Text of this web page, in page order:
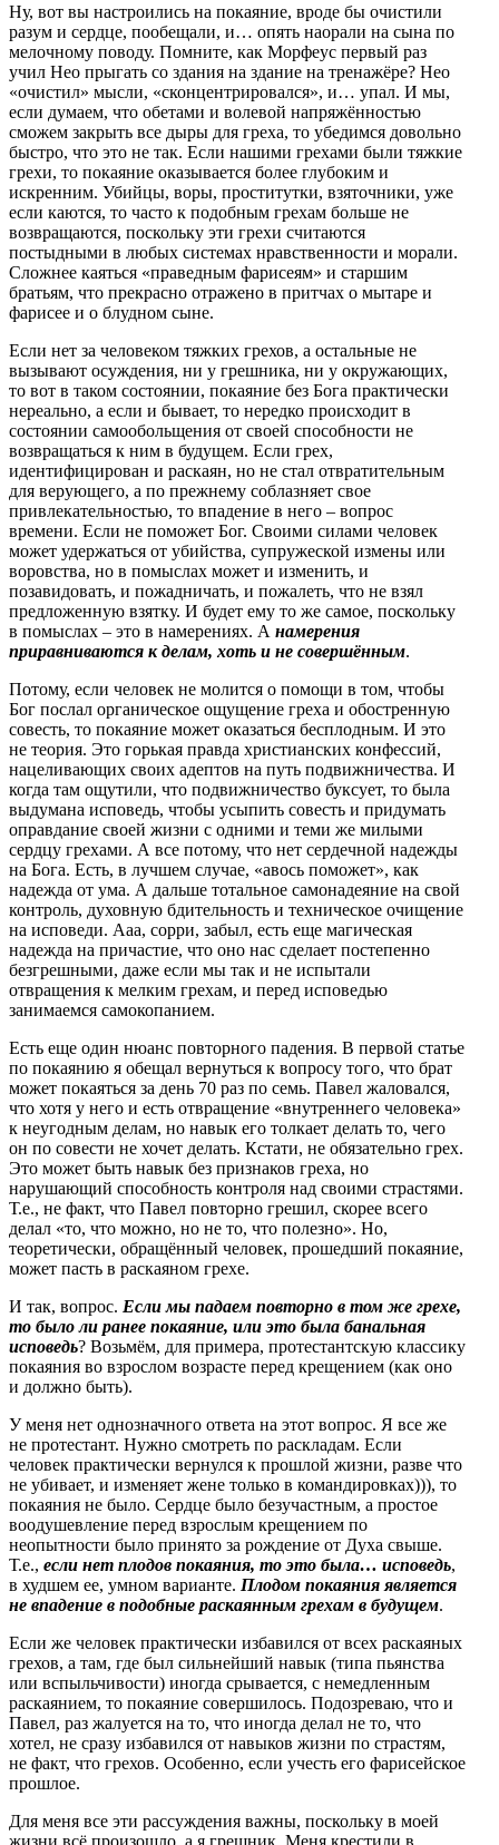
Ну, вот вы настроились на покаяние, вроде бы очистили
разум и сердце, пообещали, и… опять наорали на сына по
мелочному поводу. Помните, как Морфеус первый раз
учил Нео прыгать со здания на здание на тренажёре? Нео
«очистил» мысли, «сконцентрировался», и… упал. И мы,
если думаем, что обетами и волевой напряжённостью
сможем закрыть все дыры для греха, то убедимся довольно
быстро, что это не так. Если нашими грехами были тяжкие
грехи, то покаяние оказывается более глубоким и
искренним. Убийцы, воры, проститутки, взяточники, уже
если каются, то часто к подобным грехам больше не
возвращаются, поскольку эти грехи считаются
постыдными в любых системах нравственности и морали.
Сложнее каяться «праведным фарисеям» и старшим
братьям, что прекрасно отражено в притчах о мытаре и
фарисее и о блудном сыне.
Если нет за человеком тяжких грехов, а остальные не
вызывают осуждения, ни у грешника, ни у окружающих,
то вот в таком состоянии, покаяние без Бога практически
нереально, а если и бывает, то нередко происходит в
состоянии самообольщения от своей способности не
возвращаться к ним в будущем. Если грех,
идентифицирован и раскаян, но не стал отвратительным
для верующего, а по прежнему соблазняет свое
привлекательностью, то впадение в него – вопрос
времени. Если не поможет Бог. Своими силами человек
может удержаться от убийства, супружеской измены или
воровства, но в помыслах может и изменить, и
позавидовать, и пожадничать, и пожалеть, что не взял
предложенную взятку. И будет ему то же самое, поскольку
в помыслах – это в намерениях. А намерения
приравниваются к делам, хоть и не совершённым.
Потому, если человек не молится о помощи в том, чтобы
Бог послал органическое ощущение греха и обостренную
совесть, то покаяние может оказаться бесплодным. И это
не теория. Это горькая правда христианских конфессий,
нацеливающих своих адептов на путь подвижничества. И
когда там ощутили, что подвижничество буксует, то была
выдумана исповедь, чтобы усыпить совесть и придумать
оправдание своей жизни с одними и теми же милыми
сердцу грехами. А все потому, что нет сердечной надежды
на Бога. Есть, в лучшем случае, «авось поможет», как
надежда от ума. А дальше тотальное самонадеяние на свой
контроль, духовную бдительность и техническое очищение
на исповеди. Ааа, сорри, забыл, есть еще магическая
надежда на причастие, что оно нас сделает постепенно
безгрешными, даже если мы так и не испытали
отвращения к мелким грехам, и перед исповедью
занимаемся самокопанием.
Есть еще один нюанс повторного падения. В первой статье
по покаянию я обещал вернуться к вопросу того, что брат
может покаяться за день 70 раз по семь. Павел жаловался,
что хотя у него и есть отвращение «внутреннего человека»
к неугодным делам, но навык его толкает делать то, чего
он по совести не хочет делать. Кстати, не обязательно грех.
Это может быть навык без признаков греха, но
нарушающий способность контроля над своими страстями.
Т.е., не факт, что Павел повторно грешил, скорее всего
делал «то, что можно, но не то, что полезно». Но,
теоретически, обращённый человек, прошедший покаяние,
может пасть в раскаяном грехе.
И так, вопрос. Если мы падаем повторно в том же грехе,
то было ли ранее покаяние, или это была банальная
исповедь? Возьмём, для примера, протестантскую классику
покаяния во взрослом возрасте перед крещением (как оно
и должно быть).
У меня нет однозначного ответа на этот вопрос. Я все же
не протестант. Нужно смотреть по раскладам. Если
человек практически вернулся к прошлой жизни, разве что
не убивает, и изменяет жене только в командировках))), то
покаяния не было. Сердце было безучастным, а простое
воодушевление перед взрослым крещением по
неопытности было принято за рождение от Духа свыше.
Т.е., если нет плодов покаяния, то это была… исповедь,
в худшем ее, умном варианте. Плодом покаяния является
не впадение в подобные раскаянным грехам в будущем.
Если же человек практически избавился от всех раскаяных
грехов, а там, где был сильнейший навык (типа пьянства
или вспыльчивости) иногда срывается, с немедленным
раскаянием, то покаяние совершилось. Подозреваю, что и
Павел, раз жалуется на то, что иногда делал не то, что
хотел, не сразу избавился от навыков жизни по страстям,
не факт, что грехов. Особенно, если учесть его фарисейское
прошлое.
Для меня все эти рассуждения важны, поскольку в моей
жизни всё произошло, а я грешник. Меня крестили в